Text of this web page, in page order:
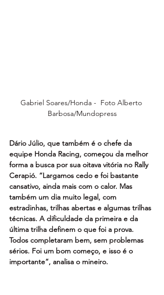
Gabriel Soares/Honda -  Foto Alberto
Barbosa/Mundopress
Dário Júlio, que também é o chefe da
equipe Honda Racing, começou da melhor
forma a busca por sua oitava vitória no Rally
Cerapió. “Largamos cedo e foi bastante
cansativo, ainda mais com o calor. Mas
também um dia muito legal, com
estradinhas, trilhas abertas e algumas trilhas
técnicas. A dificuldade da primeira e da
última trilha definem o que foi a prova.
Todos completaram bem, sem problemas
sérios. Foi um bom começo, e isso é o
importante”, analisa o mineiro.